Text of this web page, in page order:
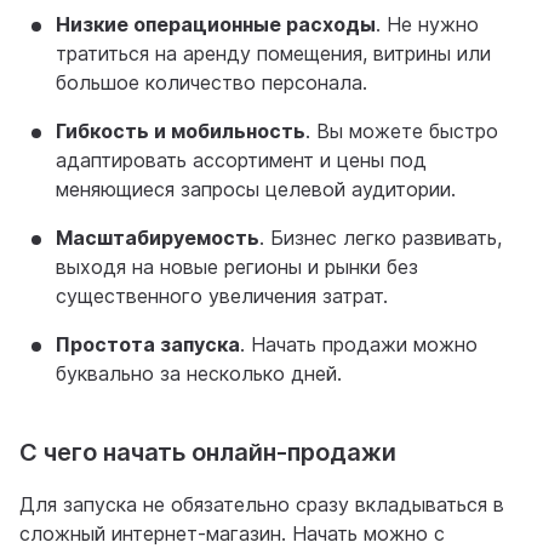
Низкие операционные расходы. Не нужно
тратиться на аренду помещения, витрины или
большое количество персонала.
Гибкость и мобильность. Вы можете быстро
адаптировать ассортимент и цены под
меняющиеся запросы целевой аудитории.
Масштабируемость. Бизнес легко развивать,
выходя на новые регионы и рынки без
существенного увеличения затрат.
Простота запуска. Начать продажи можно
буквально за несколько дней.
С чего начать онлайн-продажи
Для запуска не обязательно сразу вкладываться в
сложный интернет-магазин. Начать можно с